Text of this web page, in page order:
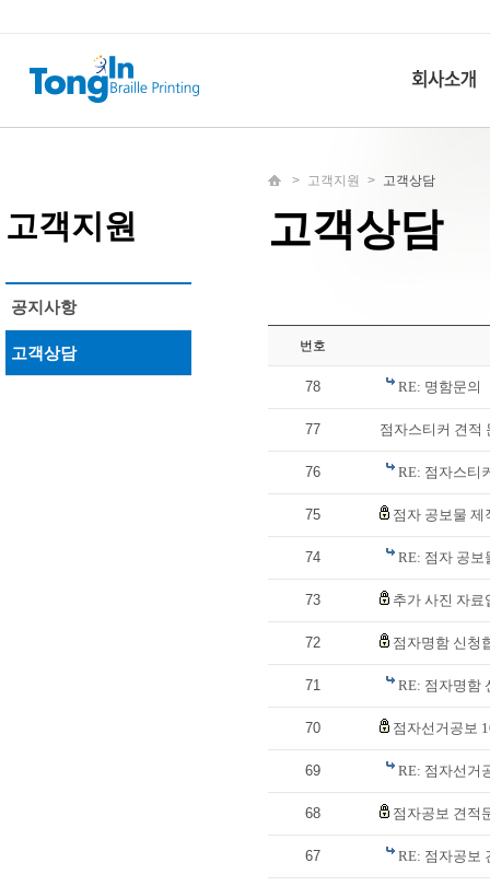
고객지원
공지사항
고객상담
> 고객지원 > 고객상담
고객상담
번호
78 RE: 명함문의
77 점자스티커 견적
76 RE: 점자스티
75 점자 공보물 제
74 RE: 점자 공보
73 추가 사진 자료
72 점자명함 신청
71 RE: 점자명함
70 점자선거공보
69 RE: 점자선거
68 점자공보 견적
67 RE: 점자공보